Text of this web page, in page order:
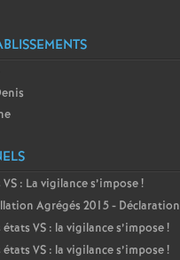
VS : La vigilance s’impose!
Agrégés 2015 - Déclaration
états VS : la vigilance s’impose!
états VS : la vigilance s’impose!